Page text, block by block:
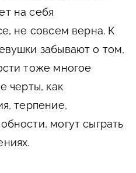
на себя
не совсем верна. К
забывают о том,
тоже многое
черты, как
терпение,
могут сыграть